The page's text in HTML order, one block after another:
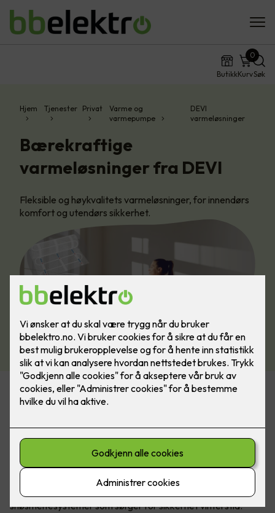
ButikkKurv
0
Søk
Hjem Tjenester Privat
Varme og
varmepumpe
DEVI
varmeløsninger
Bærekraftige
varmeløsninger fra DEVI
Fleksible og høykvalitets varmeløsninger, for innendørs
komfort og utendørs sikkerhet.
Ledende leverandør av
DEVI er en av verdens ledende leverandører av elektriske
varmeløsninger. Med produkter tilpasset både boliger og
næringsbygg, kombinerer DEVI funksjonalitet, holdbarhet
og kvalitet. Selskapet leverer elektriske gulvvarmesystemer
som gir innendørs komfort og utendørs is- og
snøsmeltesystemer som sørger for sikkerhet vinterstid.